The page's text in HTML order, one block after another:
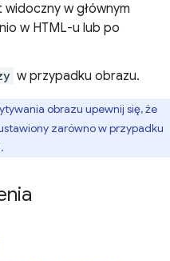
widoczny w głównym
w HTML-u lub po
w przypadku obrazu.
obrazu upewnij się, że
zarówno w przypadku